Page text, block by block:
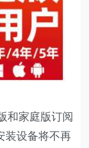
和家庭版订阅
装设备将不再